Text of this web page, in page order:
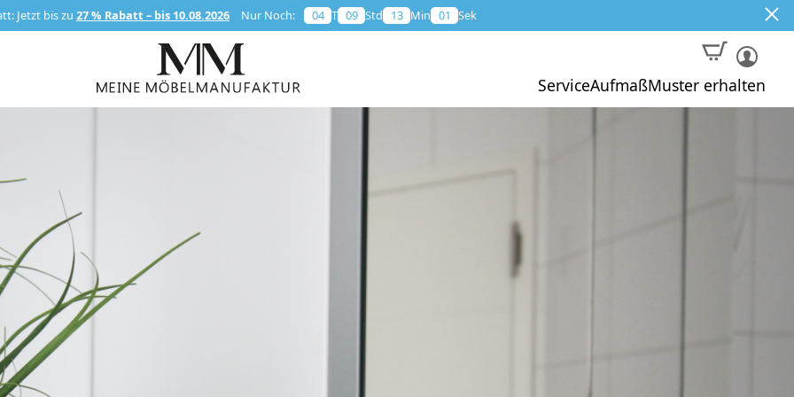
Jetzt bis zu 27 % Rabatt – bis 10.08.2026 Nur Noch: 04 T 09 Std 13 Min 00 Sek
ServiceAufmaßMuster erhalten